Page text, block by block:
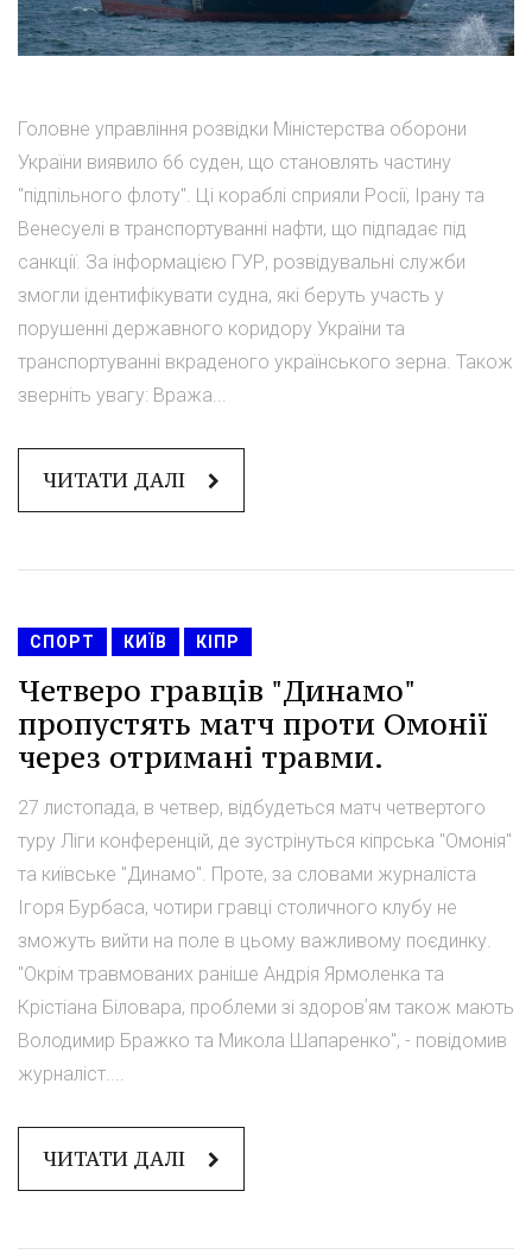
Головне управління розвідки Міністерства оборони
України виявило 66 суден, що становлять частину
"підпільного флоту". Ці кораблі сприяли Росії, Ірану та
Венесуелі в транспортуванні нафти, що підпадає під
санкції. За інформацією ГУР, розвідувальні служби
змогли ідентифікувати судна, які беруть участь у
порушенні державного коридору України та
транспортуванні вкраденого українського зерна. Також
зверніть увагу: Вража...
ЧИТАТИ ДАЛІ
СПОРТ КИЇВ КІПР
Четверо гравців "Динамо"
пропустять матч проти Омонії
через отримані травми.
27 листопада, в четвер, відбудеться матч четвертого
туру Ліги конференцій, де зустрінуться кіпрська "Омонія"
та київське "Динамо". Проте, за словами журналіста
Ігоря Бурбаса, чотири гравці столичного клубу не
зможуть вийти на поле в цьому важливому поєдинку.
"Окрім травмованих раніше Андрія Ярмоленка та
Крістіана Біловара, проблеми зі здоровʼям також мають
Володимир Бражко та Микола Шапаренко", - повідомив
журналіст....
ЧИТАТИ ДАЛІ